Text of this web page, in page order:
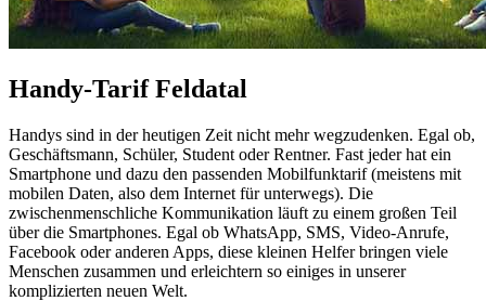
Handy-Tarif Feldatal
Handys sind in der heutigen Zeit nicht mehr wegzudenken. Egal ob,
Geschäftsmann, Schüler, Student oder Rentner. Fast jeder hat ein
Smartphone und dazu den passenden Mobilfunktarif (meistens mit
mobilen Daten, also dem Internet für unterwegs). Die
zwischenmenschliche Kommunikation läuft zu einem großen Teil
über die Smartphones. Egal ob WhatsApp, SMS, Video-Anrufe,
Facebook oder anderen Apps, diese kleinen Helfer bringen viele
Menschen zusammen und erleichtern so einiges in unserer
komplizierten neuen Welt.